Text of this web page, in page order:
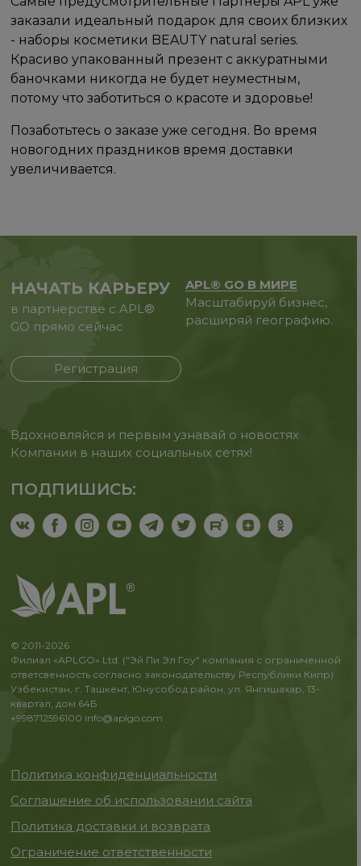
заказали идеальный подарок для своих близких
- наборы косметики BEAUTY natural series.
Красиво упакованный презент с аккуратными
баночками никогда не будет неуместным,
потому что заботиться о красоте и здоровье!
Позаботьтесь о заказе уже сегодня. Во время
новогодних праздников время доставки
увеличивается.
НАЧАТЬ КАРЬЕРУ
в партнерстве с APL®
GO прямо сейчас
Регистрация
APL® GO В МИРЕ
Масштабируй бизнес,
расширяй географию.
Вдохновляйся и первым узнавай о новостях
Компании в наших социальных сетях!
ПОДПИШИСЬ:
© 2011-2026
Филиал «APLGO» Ltd. ("Эй Пи Эл Гоу" компания с ограниченной
ответсвенность согласно законодательству Республики Кипр)
Узбекистан, г. Ташкент, Юнусобод район, ул. Янгишахар, 13-
квартал, дом 64Б
+998712596100 info@aplgo.com
Политика конфиденциальности
Соглашение об использовании сайта
Политика доставки и возврата
Ограничение ответственности